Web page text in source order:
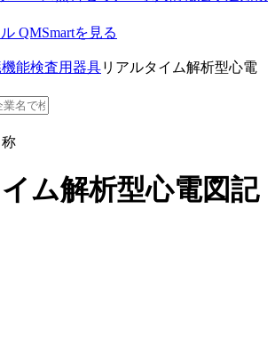
QMSmartを見る
能検査用器具リアルタイム解析型心電
ム解析型心電図記